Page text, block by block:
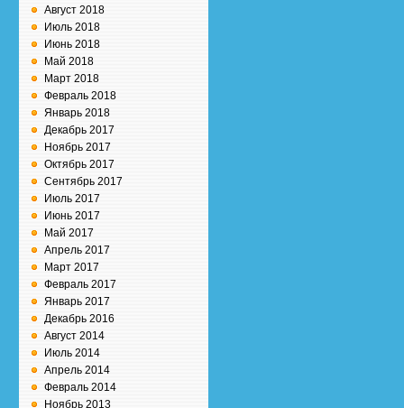
Август 2018
Июль 2018
Июнь 2018
Май 2018
Март 2018
Февраль 2018
Январь 2018
Декабрь 2017
Ноябрь 2017
Октябрь 2017
Сентябрь 2017
Июль 2017
Июнь 2017
Май 2017
Апрель 2017
Март 2017
Февраль 2017
Январь 2017
Декабрь 2016
Август 2014
Июль 2014
Апрель 2014
Февраль 2014
Ноябрь 2013